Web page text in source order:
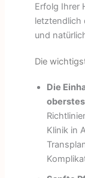
Erfolg Ihrer
letztendlich
und
Die
Die
Klinik in